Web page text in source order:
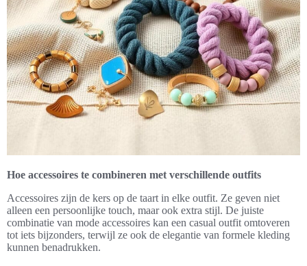
Hoe accessoires te combineren met verschillende outfits
Accessoires zijn de kers op de taart in elke outfit. Ze geven niet
alleen een persoonlijke touch, maar ook extra stijl. De juiste
combinatie van mode accessoires kan een casual outfit omtoveren
tot iets bijzonders, terwijl ze ook de elegantie van formele kleding
kunnen benadrukken.